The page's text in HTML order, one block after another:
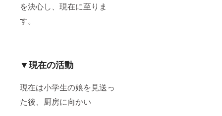
を決心し、現在に至りま
す。
▼現在の活動
現在は小学生の娘を見送っ
た後、厨房に向かい